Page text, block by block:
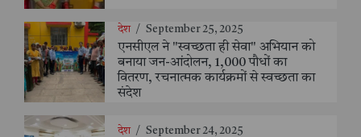
देश / September 25, 2025
एनसीएल ने "स्वच्छता ही सेवा" अभियान को
बनाया जन-आंदोलन, 1,000 पौधों का
वितरण, रचनात्मक कार्यक्रमों से स्वच्छता का
संदेश
देश / September 24, 2025